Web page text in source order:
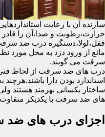
سازنده آن با رعایت
حرارت،رطوبت و صدا،آن را قادر
قفل،لولا،دستگیره درب ضد
مانع از ورود دزد به محل مورد
سرقت می گویند.
درب های ضد سرقت از لحاظ فنی و
استاندارد بودن دارا
ساختار یکسانی بهرمند
های ضد سرقت با یکدیکر
اجزای درب های